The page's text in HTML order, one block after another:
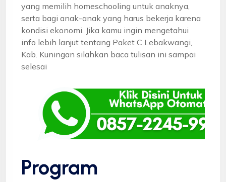
yang memilih homeschooling untuk anaknya,
serta bagi anak-anak yang harus bekerja karena
kondisi ekonomi. Jika kamu ingin mengetahui
info lebih lanjut tentang Paket C Lebakwangi,
Kab. Kuningan silahkan baca tulisan ini sampai
selesai
Program